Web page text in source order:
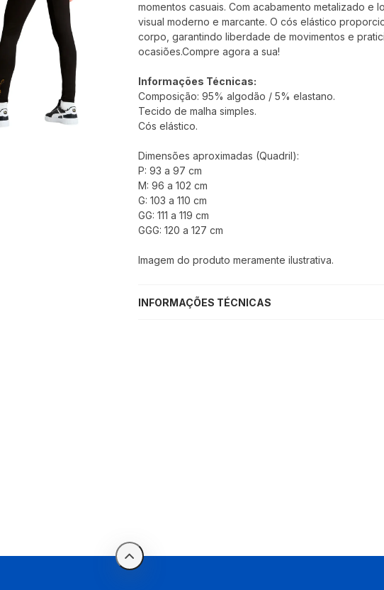
momentos casuais. Com acabamento metalizado e
visual moderno e marcante. O cós elástico
corpo, garantindo liberdade de movimentos e
ocasiões.Compre agora a sua!
Informações Técnicas:
Composição: 95% algodão / 5% elastano.
Tecido de malha simples.
Cós elástico.
Dimensões aproximadas (Quadril):
P: 93 a 97 cm
M: 96 a 102 cm
G: 103 a 110 cm
GG: 111 a 119 cm
GGG: 120 a 127 cm
Imagem do produto meramente ilustrativa.
INFORMAÇÕES TÉCNICAS